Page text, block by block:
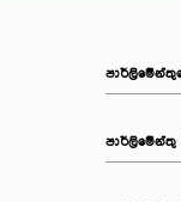
පාර්ලිමේන්තු